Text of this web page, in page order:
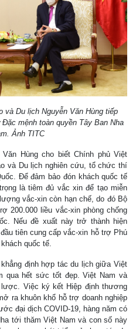
và Du lịch Nguyễn Văn Hùng tiếp
mệnh toàn quyền Tây Ban Nha
Ảnh TITC
Hùng cho biết Chính phủ Việt
và Du lịch nghiên cứu, tổ chức thí
Để đảm bảo đón khách quốc tế
là tiêm đủ vắc xin để tạo miễn
vắc-xin còn hạn chế, do đó Bộ
200.000 liều vắc-xin phòng chống
Nếu đề xuất này trở thành hiện
tiên cung cấp vắc-xin hỗ trợ Phú
quốc tế.
định hợp tác du lịch giữa Việt
qua hết sức tốt đẹp. Việt Nam và
Việc ký kết Hiệp định thương
ra khuôn khổ hỗ trợ doanh nghiệp
đại dịch COVID-19, hàng năm có
tới thăm Việt Nam và con số này